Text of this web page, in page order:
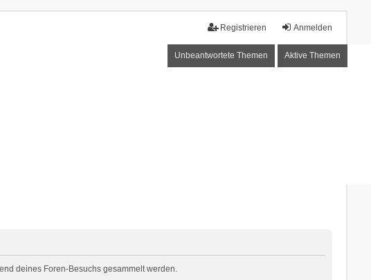
Anmelden
Registrieren
Unbeantwortete Themen Aktive Themen
deines Foren-Besuchs gesammelt werden.